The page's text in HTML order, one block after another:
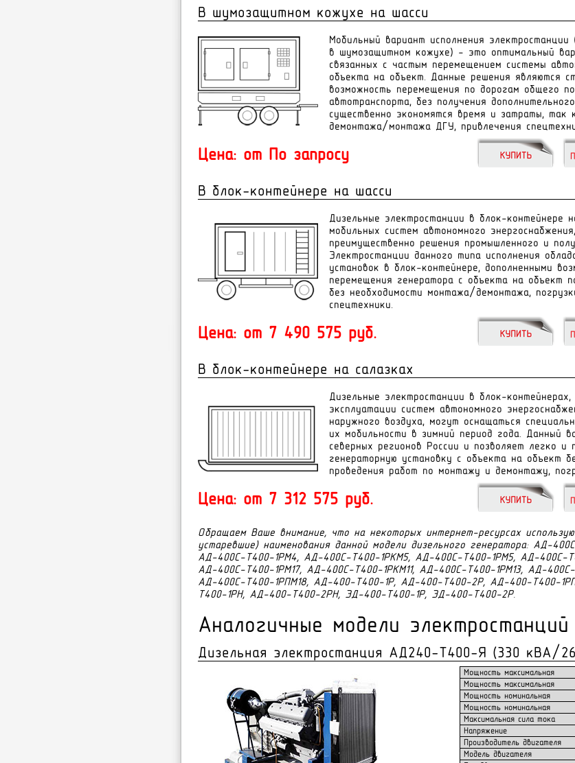
В шумозащитном кожухе на шасси
Мобильный вариант исполнения
в шумозащитном кожухе) – это оптимальный
связанных с частым перемещением системы
объекта на объект. Данные решения являются
возможность перемещения по дорогам общего
автотранспорта, без получения
существенно экономятся время и затраты, так
демонтажа/монтажа ДГУ, привлечения
Цена: от По запросу
В блок-контейнере на шасси
Дизельные электростанции в блок-контейнере
мобильных систем автономного
преимущественно решения промышленного и
Электростанции данного типа исполнения
установок в блок-контейнере, дополненными
перемещения генератора с объекта на объект
без необходимости монтажа/демонтажа,
спецтехники.
Цена: от 7 490 575 руб.
В блок-контейнере на салазках
Дизельные электростанции в блок-контейнерах,
эксплуатации систем автономного
наружного воздуха, могут оснащаться
их мобильности в зимний период года. Данный
северных регионов России и позволяет легко
генераторную установку с объекта на объект
проведения работ по монтажу и демонтажу,
Цена: от 7 312 575 руб.
Обращаем Ваше внимание, что на некоторых интернет-ресурсах
устаревшие) наименования данной модели дизельного генератора: АД-
АД-400С-Т400-1РМ4, АД-400С-Т400-1РКМ5, АД-400С-Т400-1РМ5, АД-400С-
АД-400С-Т400-1РМ17, АД-400С-Т400-1РКМ11, АД-400С-Т400-1РМ13, АД-
АД-400С-Т400-1РПМ18, АД-400-Т400-1Р, АД-400-Т400-2Р, АД-400-Т400-
Т400-1РН, АД-400-Т400-2РН, ЭД-400-Т400-1Р, ЭД-400-Т400-2Р.
Аналогичные модели
Дизельная электростанция АД240-T400-Я (330 кВА/
Мощность максимальная
Мощность максимальная
Мощность номинальная
Мощность номинальная
Максимальная сила тока
Напряжение
Производитель двигателя
Модель двигателя